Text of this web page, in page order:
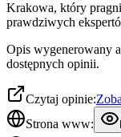
Krakowa, który
prawdziwych
Opis wygenerowany
dostępnych opinii.
Czytaj opinie:
Strona www: